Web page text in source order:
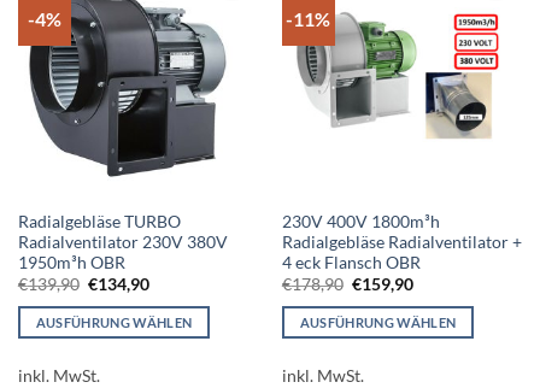
-4%
wishlist
Radialgebläse TURBO
Radialventilator 230V 380V
1950m³h OBR
€139,90 Ursprünglicher
war:
€139,90
€134,90Aktueller
ist:
€134,90.
AUSFÜHRUNG WÄHLEN
Produkt
inkl. MwSt.
-11%
Add to
wishlist
230V 400V 1800m³h
Radialgebläse Radialventilator +
4 eck Flansch OBR
€178,90 Ursprünglicher
war:
€178,90
€159,90Aktueller
ist:
€159,90.
AUSFÜHRUNG WÄHLEN
Produkt
inkl. MwSt.